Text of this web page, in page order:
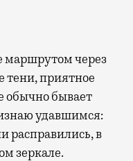
маршрутом через
тени, приятное
обычно бывает
удавшимся:
расправились, в
зеркале.